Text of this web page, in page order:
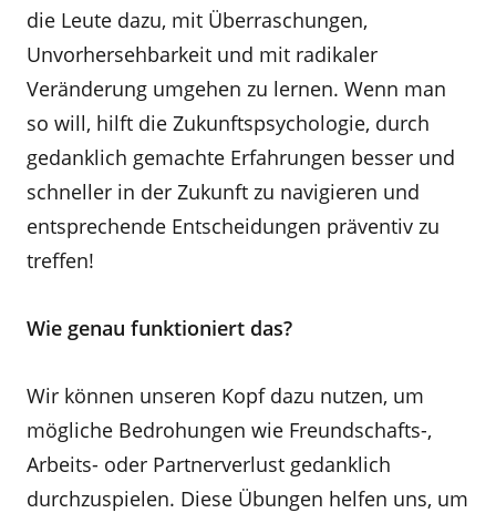
die Leute dazu, mit Überraschungen,
Unvorhersehbarkeit und mit radikaler
Veränderung umgehen zu lernen. Wenn man
so will, hilft die Zukunftspsychologie, durch
gedanklich gemachte Erfahrungen besser und
schneller in der Zukunft zu navigieren und
entsprechende Entscheidungen präventiv zu
treffen!
Wie genau funktioniert das?
Wir können unseren Kopf dazu nutzen, um
mögliche Bedrohungen wie Freundschafts-,
Arbeits- oder Partnerverlust gedanklich
durchzuspielen. Diese Übungen helfen uns, um